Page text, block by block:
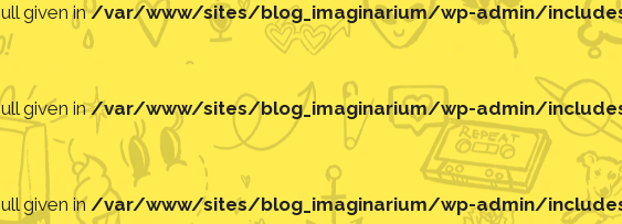
given in/var/www/sites/blog_imaginarium/wp-admin/
given in/var/www/sites/blog_imaginarium/wp-admin/
given in/var/www/sites/blog_imaginarium/wp-admin/